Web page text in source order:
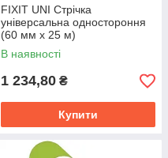
FIXIT UNI Стрічка
універсальна одностороння
(60 мм х 25 м)
В наявності
1 234,80 ₴
Купити